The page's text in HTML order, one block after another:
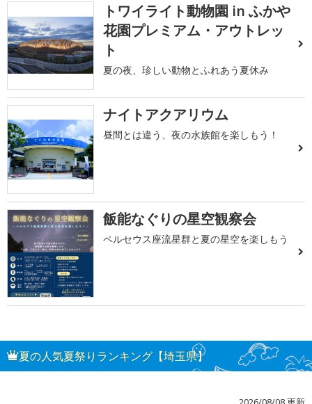
トワイライト動物園 in ふかや
花園プレミアム・アウトレッ
ト
夏の夜、珍しい動物とふれあう夏休み
ナイトアクアリウム
昼間とは違う、夜の水族館を楽しもう！
飯能なぐりの星空観察会
ペルセウス座流星群と夏の星空を楽しもう
夏の人気夏祭りランキング【埼玉県】